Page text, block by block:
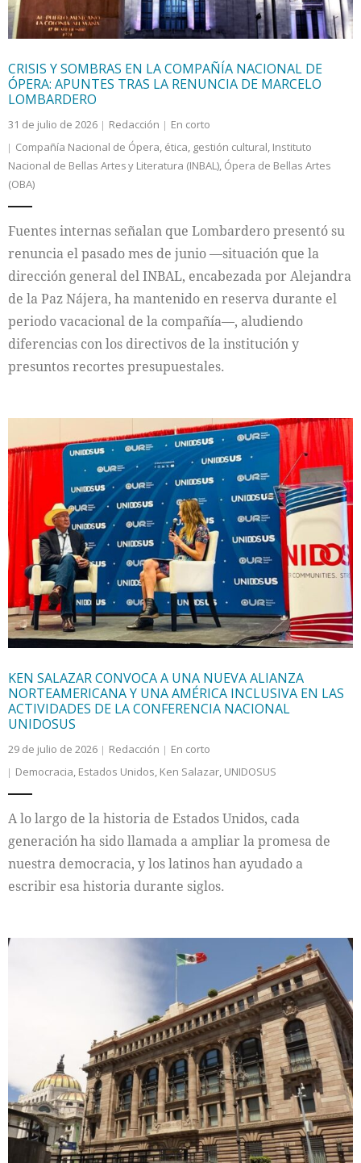
CRISIS Y SOMBRAS EN LA COMPAÑÍA NACIONAL DE
ÓPERA: APUNTES TRAS LA RENUNCIA DE MARCELO
LOMBARDERO
31 de julio de 2026 Redacción
En corto
Compañía Nacional de Ópera ética gestión cultural Instituto
Nacional de Bellas Artes y Literatura (INBAL) Ópera de Bellas Artes
(OBA)
Fuentes internas señalan que Lombardero presentó su
renuncia el pasado mes de junio —situación que la
dirección general del INBAL, encabezada por Alejandra
de la Paz Nájera, ha mantenido en reserva durante el
periodo vacacional de la compañía—, aludiendo
diferencias con los directivos de la institución y
presuntos recortes presupuestales.
KEN SALAZAR CONVOCA A UNA NUEVA ALIANZA
NORTEAMERICANA Y UNA AMÉRICA INCLUSIVA EN LAS
ACTIVIDADES DE LA CONFERENCIA NACIONAL
UNIDOSUS
29 de julio de 2026 Redacción
En corto
Democracia, Estados Unidos, Ken Salazar, UNIDOSUS
A lo largo de la historia de Estados Unidos, cada
generación ha sido llamada a ampliar la promesa de
nuestra democracia, y los latinos han ayudado a
escribir esa historia durante siglos.